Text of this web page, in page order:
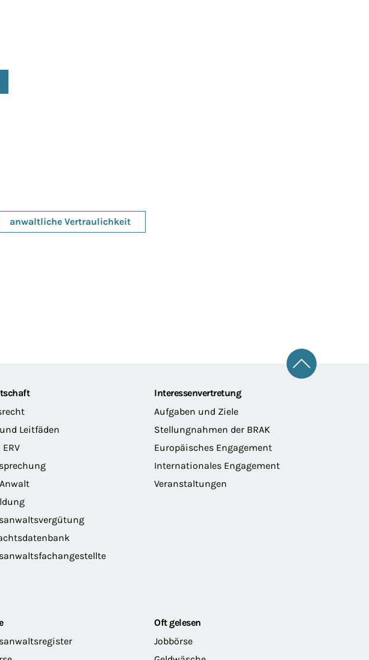
anwaltliche Vertraulichkeit
Zum
Leitfäden
Interessenvertretung
Aufgaben und Ziele
Stellungnahmen der BRAK
Europäisches Engagement
Internationales Engagement
Veranstaltungen
Oft gelesen
Jobbörse